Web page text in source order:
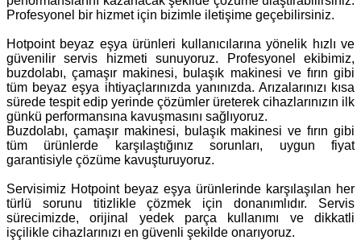
Profesyonel bir hizmet için bizimle iletişime geçebilirsiniz.
Hotpoint beyaz eşya ürünleri kullanıcılarına yönelik hızlı ve
güvenilir servis hizmeti sunuyoruz. Profesyonel ekibimiz,
buzdolabı, çamaşır makinesi, bulaşık makinesi ve fırın gibi
tüm beyaz eşya ihtiyaçlarınızda yanınızda. Arızalarınızı kısa
sürede tespit edip yerinde çözümler üreterek cihazlarınızın ilk
günkü performansına kavuşmasını sağlıyoruz.
Buzdolabı, çamaşır makinesi, bulaşık makinesi ve fırın gibi
tüm ürünlerde karşılaştığınız sorunları, uygun fiyat
garantisiyle çözüme kavuşturuyoruz.
Servisimiz Hotpoint beyaz eşya ürünlerinde karşılaşılan her
türlü sorunu titizlikle çözmek için donanımlıdır. Servis
sürecimizde, orijinal yedek parça kullanımı ve dikkatli
işçilikle cihazlarınızı en güvenli şekilde onarıyoruz.